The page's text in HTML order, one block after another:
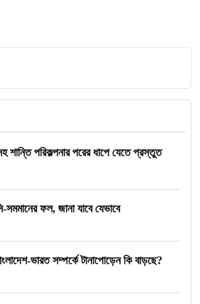
শান্তি পরিকল্পনার পরের ধাপে যেতে প্রস্তুত
ফল, জানা যাবে যেভাবে
ভারত সম্পর্কে টানাপোড়েন কি বাড়ছে?